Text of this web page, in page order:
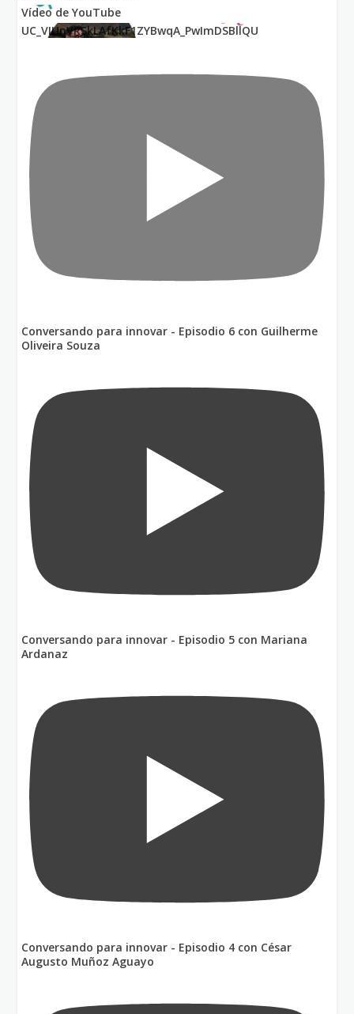
Vídeo de YouTube
UC_VIUnVRSkLAfKkF1ZYBwqA_PwImDSBllQU
Conversando para innovar - Episodio 6 con Guilherme
Oliveira Souza
Conversando para innovar - Episodio 5 con Mariana
Ardanaz
Conversando para innovar - Episodio 4 con César
Augusto Muñoz Aguayo